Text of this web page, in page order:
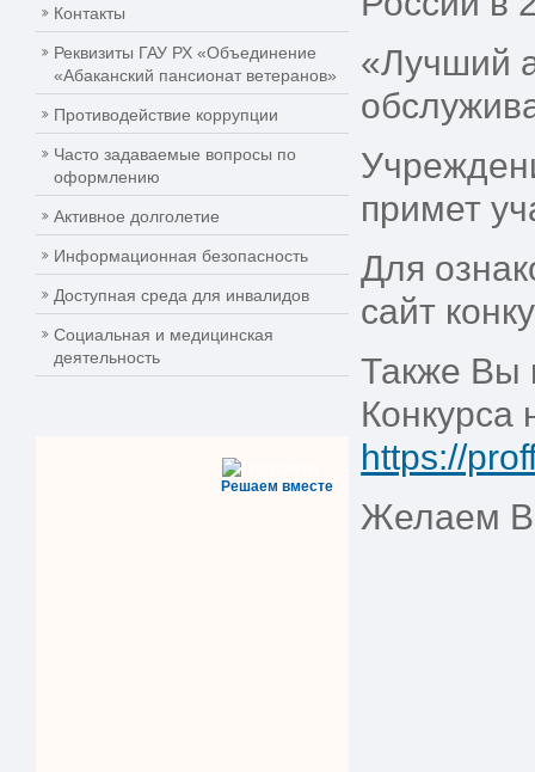
Контакты
Реквизиты ГАУ РХ «Объединение
«Абаканский пансионат ветеранов»
Противодействие коррупции
Часто задаваемые вопросы по
оформлению
Активное долголетие
Информационная безопасность
Доступная среда для инвалидов
Социальная и медицинская
деятельность
Решаем вместе
«Лучший
примет
Для
сайт
Также Вы
Конкурса
https://
Желаем